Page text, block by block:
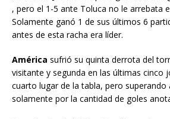
, pero el 1-5 ante Toluca no le arrebata
Solamente ganó 1 de sus últimos 6
antes de esta racha era líder.
América sufrió su quinta derrota del
visitante y segunda en las últimas cinco
cuarto lugar de la tabla, pero superando
solamente por la cantidad de goles